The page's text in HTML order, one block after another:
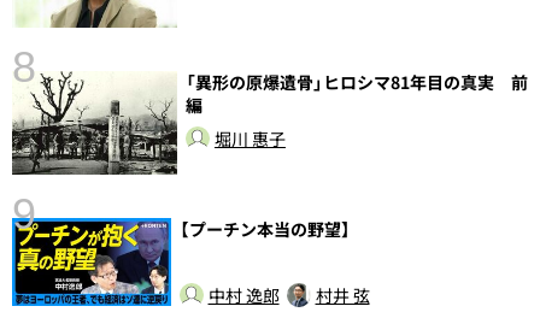
8
「異形の原爆遺骨」ヒロシマ81年目の真実 前
編
堀川 惠子
9 【プーチン本当の野望】
中村 逸郎 村井 弦